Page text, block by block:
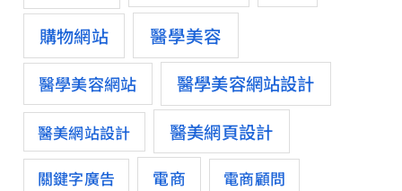
購物網站 醫學美容
醫學美容網站 醫學美容網站設計
醫美網站設計 醫美網頁設計
關鍵字廣告 電商 電商顧問